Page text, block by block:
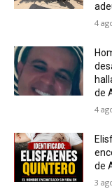
4
de
4
de
3